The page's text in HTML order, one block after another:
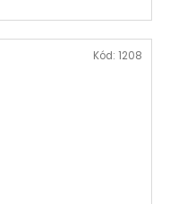
Kód: 1208